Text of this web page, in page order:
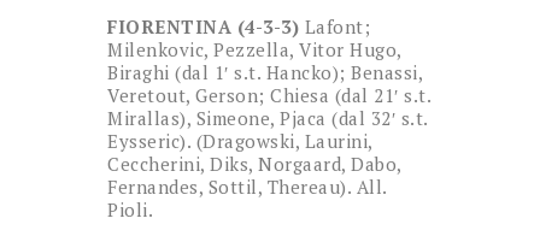
FIORENTINA (4-3-3) Lafont;
Milenkovic, Pezzella, Vitor Hugo,
Biraghi (dal 1′ s.t. Hancko); Benassi,
Veretout, Gerson; Chiesa (dal 21′ s.t.
Mirallas), Simeone, Pjaca (dal 32′ s.t.
Eysseric). (Dragowski, Laurini,
Ceccherini, Diks, Norgaard, Dabo,
Fernandes, Sottil, Thereau). All.
Pioli.